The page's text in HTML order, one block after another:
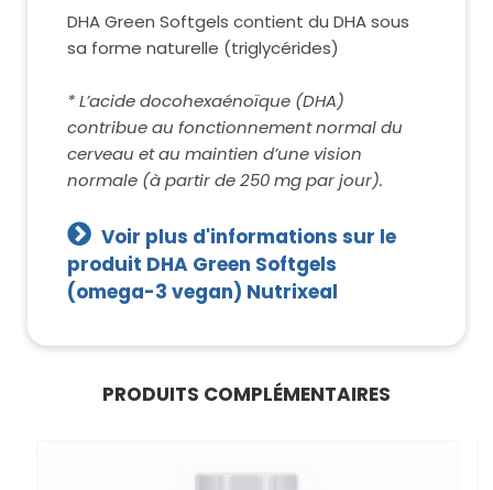
DHA Green Softgels contient du DHA sous
sa forme naturelle (triglycérides)
* L’acide docohexaénoïque (DHA)
contribue au fonctionnement normal du
cerveau et au maintien d’une vision
normale (à partir de 250 mg par jour).
Voir plus d'informations sur le
produit DHA Green Softgels
(omega-3 vegan) Nutrixeal
PRODUITS COMPLÉMENTAIRES